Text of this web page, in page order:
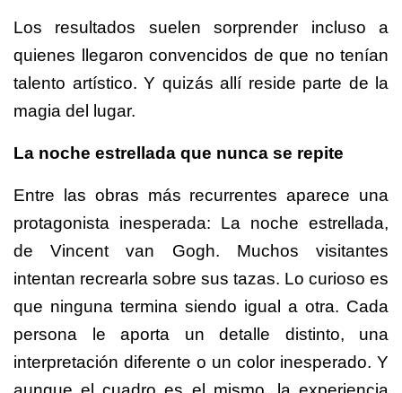
Los resultados suelen sorprender incluso a
quienes llegaron convencidos de que no tenían
talento artístico. Y quizás allí reside parte de la
magia del lugar.
La noche estrellada que nunca se repite
Entre las obras más recurrentes aparece una
protagonista inesperada: La noche estrellada,
de Vincent van Gogh. Muchos visitantes
intentan recrearla sobre sus tazas. Lo curioso es
que ninguna termina siendo igual a otra. Cada
persona le aporta un detalle distinto, una
interpretación diferente o un color inesperado. Y